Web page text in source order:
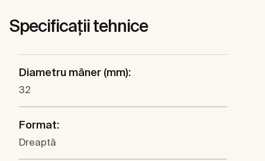
Specificații tehnice
Diametru mâner (mm):
32
Format:
Dreaptă